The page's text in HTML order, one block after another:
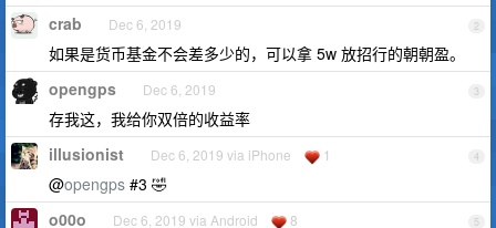
2
crab Dec 6, 2019
如果是货币基金不会差多少的，可以拿 5w 放招行的朝朝盈。
3
opengps Dec 6, 2019
存我这，我给你双倍的收益率
4
illusionist Dec 6, 2019 via iPhone 1
@opengps #3 🤣
5
o00o Dec 6, 2019 via Android 8